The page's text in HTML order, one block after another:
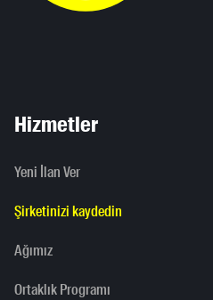
Hizmetler
Yeni İlan Ver
Şirketinizi kaydedin
Ağımız
Ortaklık Programı